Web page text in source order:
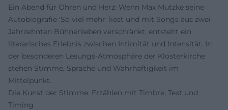
Ein Abend für Ohren und Herz: Wenn Max Mutzke seine
Autobiografie 'So viel mehr' liest und mit Songs aus zwei
Jahrzehnten Bühnenleben verschränkt, entsteht ein
literarisches Erlebnis zwischen Intimität und Intensität. In
der besonderen Lesungs-Atmosphäre der Klosterkirche
stehen Stimme, Sprache und Wahrhaftigkeit im
Mittelpunkt.
Die Kunst der Stimme: Erzählen mit Timbre, Text und
Timing